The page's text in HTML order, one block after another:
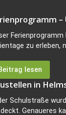
–
zu erleben,
lesen
in
Schulstraße
Genaueres